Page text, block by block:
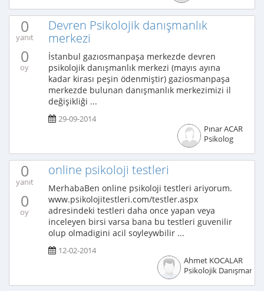
0
yanıt
0
oy
Devren Psikolojik danışmanlık
merkezi
İstanbul gazıosmanpaşa merkezde devren
psikolojik danışmanlık merkezi (mayıs ayına
kadar kirası peşin ödenmiştir) gaziosmanpaşa
merkezde bulunan danışmanlık merkezimizi il
değişikliği ...
29-09-2014
Pınar ACAR
Psikolog
0
yanıt
0
oy
online psikoloji testleri
MerhabaBen online psikoloji testleri ariyorum.
www.psikolojitestleri.com/testler.aspx
adresindeki testleri daha once yapan veya
inceleyen birsi varsa bana bu testleri guvenilir
olup olmadigini acil soyleywbilir ...
12-02-2014
Ahmet KOCALAR
Psikolojik Danışman